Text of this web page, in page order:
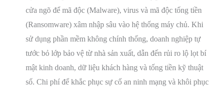
cửa ngõ để mã độc (Malware), virus và mã độc tống tiền
(Ransomware) xâm nhập sâu vào hệ thống máy chủ. Khi
sử dụng phần mềm không chính thống, doanh nghiệp tự
tước bỏ lớp bảo vệ từ nhà sản xuất, dẫn đến rủi ro lộ lọt bí
mật kinh doanh, dữ liệu khách hàng và tống tiền kỹ thuật
số. Chi phí để khắc phục sự cố an ninh mạng và khôi phục